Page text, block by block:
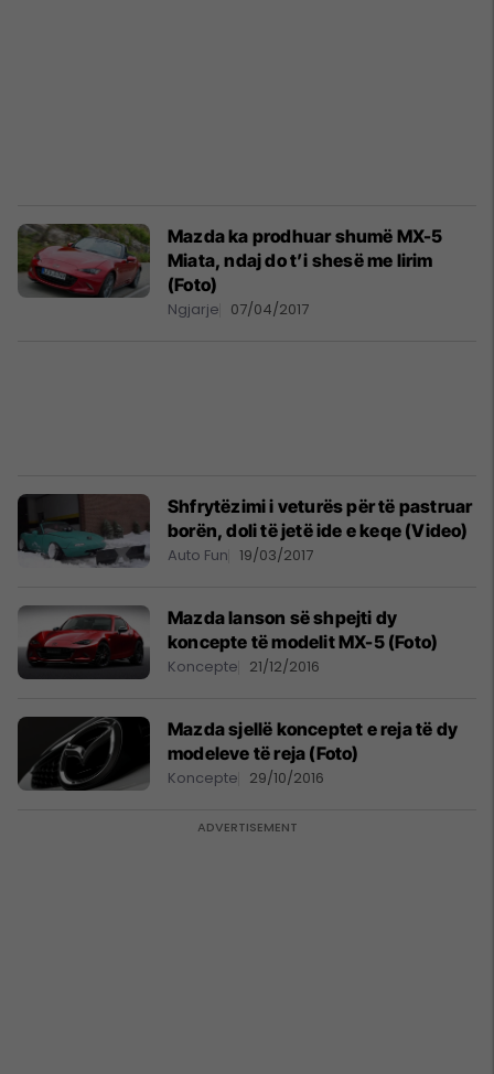
Mazda ka prodhuar shumë MX-5
Miata, ndaj do t’i shesë me lirim
(Foto)
Ngjarje 07/04/2017
Shfrytëzimi i veturës për të pastruar
borën, doli të jetë ide e keqe (Video)
Auto Fun 19/03/2017
Mazda lanson së shpejti dy
koncepte të modelit MX-5 (Foto)
Koncepte 21/12/2016
Mazda sjellë konceptet e reja të dy
modeleve të reja (Foto)
Koncepte 29/10/2016